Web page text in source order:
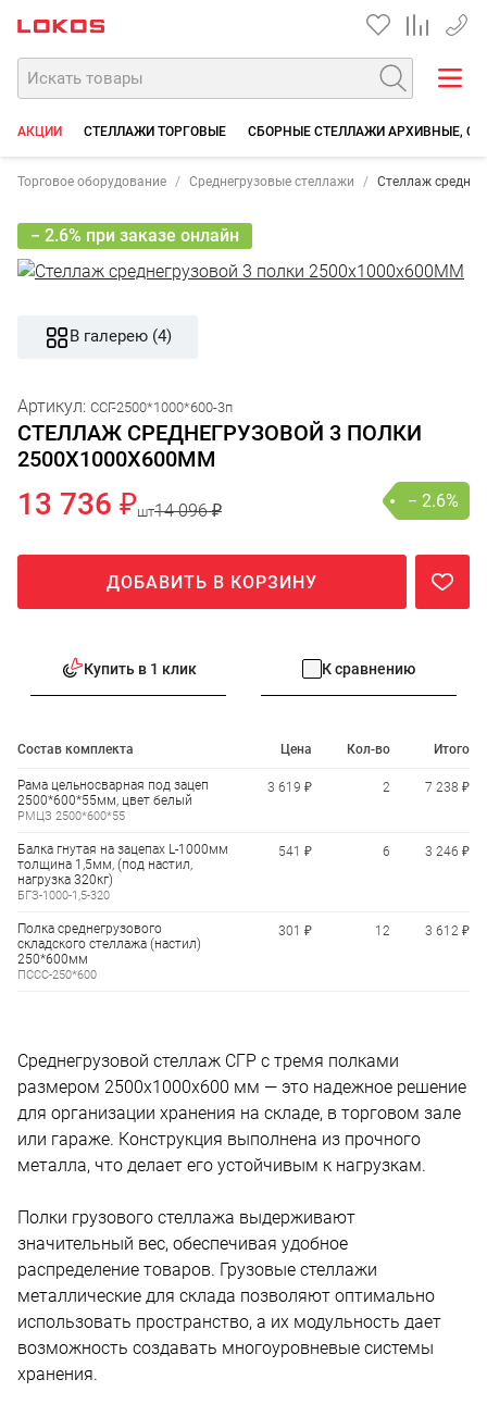
+7
АКЦИИ СТЕЛЛАЖИ ТОРГОВЫЕ СБОРНЫЕ СТЕЛЛАЖИ АРХИВНЫЕ,
Торговое оборудование Среднегрузовые стеллажи Стеллаж
− 2.6% при заказе онлайн
В галерею (4)
Артикул: ССГ-2500*1000*600-3п
СТЕЛЛАЖ СРЕДНЕГРУЗОВОЙ 3 ПОЛКИ
2500X1000X600ММ
13 736 ₽шт14 096 ₽ − 2.6%
ДОБАВИТЬ В КОРЗИНУ
Купить в 1 клик К сравнению
Состав комплекта Цена Кол-во Итого
Рама цельносварная под зацеп
2500*600*55мм, цвет белый
РМЦЗ 2500*600*55
3 619 ₽ 2 7 238 ₽
Балка гнутая на зацепах L-1000мм
толщина 1,5мм, (под настил,
нагрузка 320кг)
БГЗ-1000-1,5-320
541 ₽ 6 3 246 ₽
Полка среднегрузового
складского стеллажа (настил)
250*600мм
ПССС-250*600
301 ₽ 12 3 612 ₽
Среднегрузовой стеллаж СГР с тремя полками
размером 2500x1000x600 мм — это надежное решение
для организации хранения на складе, в торговом зале
или гараже. Конструкция выполнена из прочного
металла, что делает его устойчивым к нагрузкам.
Полки грузового стеллажа выдерживают
значительный вес, обеспечивая удобное
распределение товаров. Грузовые стеллажи
металлические для склада позволяют оптимально
использовать пространство, а их модульность дает
возможность создавать многоуровневые системы
хранения.